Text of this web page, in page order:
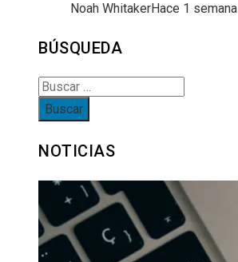
Noah WhitakerHace 1 semana
BÚSQUEDA
Buscar:
NOTICIAS